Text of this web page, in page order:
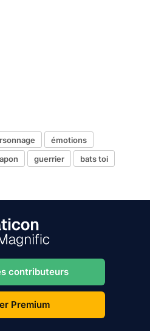
émotions
guerrier
bats toi
contributeurs
Premium